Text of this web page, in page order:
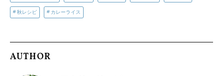
秋レシピ カレーライス
AUTHOR